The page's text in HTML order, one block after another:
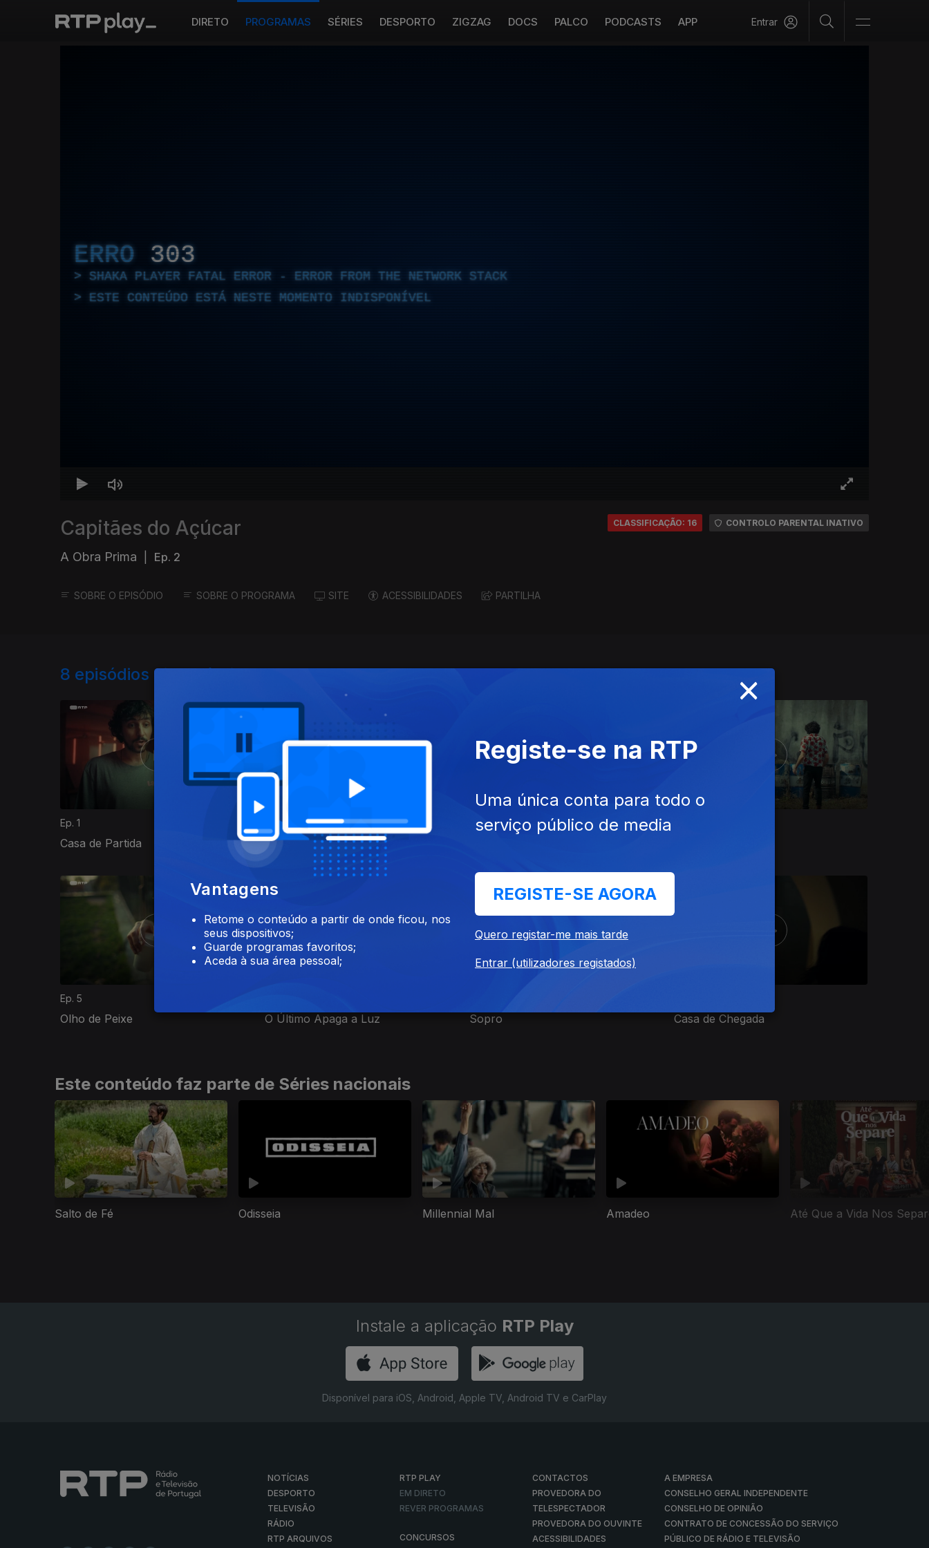
DIRETO PROGRAMAS SÉRIES DESPORTO ZIGZAG DOCS PALCO PODCASTS APP Entrar
ERRO 303
SHAKA PLAYER FATAL ERROR - ERROR FROM THE NETWORK STACK
ESTE CONTEÚDO ESTÁ NESTE MOMENTO INDISPONÍVEL
Capitães do Açúcar
A Obra Prima Ep. 2
CLASSIFICAÇÃO: 16 CONTROLO PARENTAL INATIVO
SOBRE O EPISÓDIO SOBRE O PROGRAMA SITE ACESSIBILIDADES PARTILHA
8 episódios disponíveis
Ep. 1
Casa de Partida
Ep. 2
A Obra Prima
Ep. 3
Ep. 5
Olho de Peixe O Último Apaga a Luz Sopro Casa de Chegada
700184
Este conteúdo faz parte de Séries nacionais
Salto de Fé Odisseia Millennial Mal Amadeo Até Que a Vida Nos
Instale a aplicação RTP Play
Disponível para iOS, Android, Apple TV, Android TV e CarPlay
NOTÍCIAS
DESPORTO
TELEVISÃO
RÁDIO
RTP ARQUIVOS
RTP PLAY
EM DIRETO
REVER PROGRAMAS
CONCURSOS
CONTACTOS
PROVEDORA DO
TELESPECTADOR
PROVEDORA DO OUVINTE
ACESSIBILIDADES
A EMPRESA
CONSELHO GERAL INDEPENDENTE
CONSELHO DE OPINIÃO
CONTRATO DE CONCESSÃO DO SERVIÇO
PÚBLICO DE RÁDIO E TELEVISÃO
×
Vantagens
Retome o conteúdo a partir de onde ficou, nos
seus dispositivos;
Guarde programas favoritos;
Aceda à sua área pessoal;
Registe-se na RTP
Uma única conta para todo o
serviço público de media
REGISTE-SE AGORA
Quero registar-me mais tarde
Entrar (utilizadores registados)